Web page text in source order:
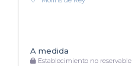
A medida
Establecimiento no reservable